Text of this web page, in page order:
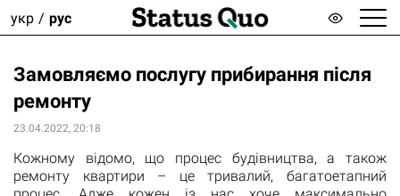
укр рус
Замовляємо послугу прибирання після
ремонту
23.04.2022, 20:18
Кожному відомо, що процес будівництва, а також
ремонту квартири – це тривалий, багатоетапний